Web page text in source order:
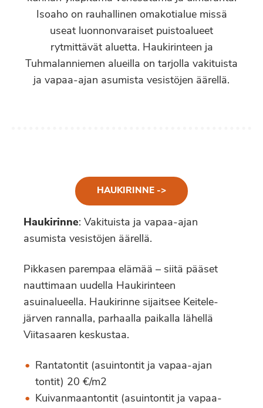
Isoaho on rauhallinen omakotialue missä
useat luonnonvaraiset puistoalueet
rytmittävät aluetta. Haukirinteen ja
Tuhmalanniemen alueilla on tarjolla vakituista
ja vapaa-ajan asumista vesistöjen äärellä.
HAUKIRINNE ->
Haukirinne: Vakituista ja vapaa-ajan
asumista vesistöjen äärellä.
Pikkasen parempaa elämää – siitä pääset
nauttimaan uudella Haukirinteen
asuinalueella. Haukirinne sijaitsee Keitele-
järven rannalla, parhaalla paikalla lähellä
Viitasaaren keskustaa.
Rantatontit (asuintontit ja vapaa-ajan
tontit) 20 €/m2
Kuivanmaantontit (asuintontit ja vapaa-